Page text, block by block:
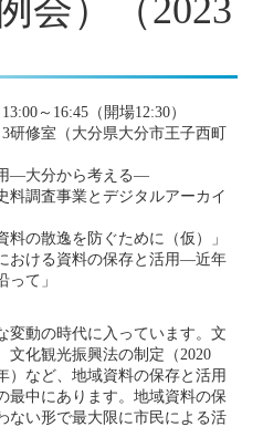
会）（2023
～16:45（開場12:30）
修室（大分県大分市王子西町
―大分から考える―
料調査事業とデジタルアーカイ
料の散逸を防ぐために（仮）」
おける資料の保存と活用―近年
て」
変動の時代に入っています。文
文化観光振興法の制定（2020
）など、地域資料の保存と活用
最中にあります。地域資料の保
ない形で最大限に市民による活